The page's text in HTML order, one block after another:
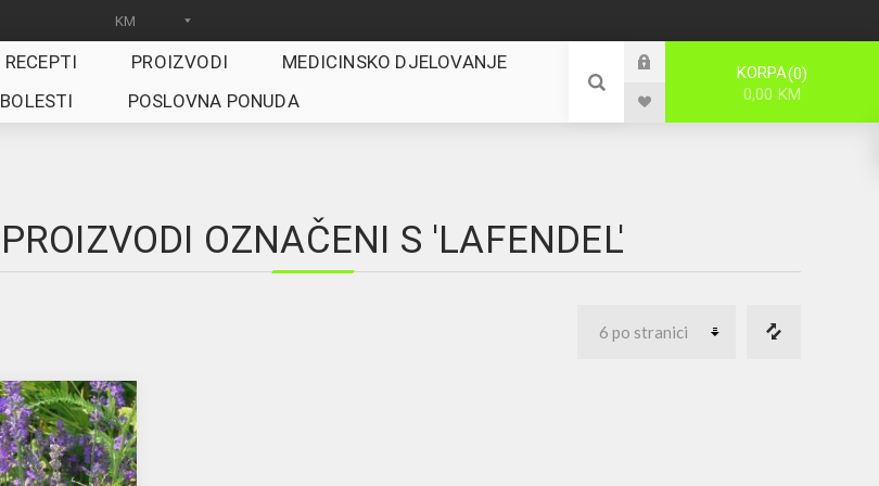
RECEPTI PROIZVODI
MEDICINSKO DJELOVANJE
BOLESTI
POSLOVNA PONUDA
KORPA 0
0,00 KM
PROIZVODI OZNAČENI S 'LAFENDEL'